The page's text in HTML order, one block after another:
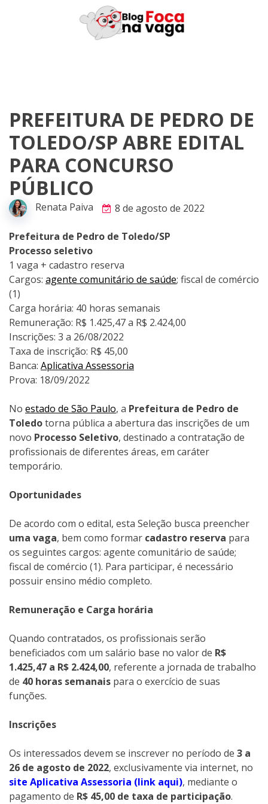
PREFEITURA DE PEDRO DE
TOLEDO/SP ABRE EDITAL
PARA CONCURSO
PÚBLICO
Renata Paiva 8 de agosto de 2022
Prefeitura de Pedro de Toledo/SP
Processo seletivo
1 vaga + cadastro reserva
Cargos: agente comunitário de saúde; fiscal de comércio
(1)
Carga horária: 40 horas semanais
Remuneração: R$ 1.425,47 a R$ 2.424,00
Inscrições: 3 a 26/08/2022
Taxa de inscrição: R$ 45,00
Banca: Aplicativa Assessoria
Prova: 18/09/2022
No estado de São Paulo, a Prefeitura de Pedro de
Toledotorna pública a abertura das inscrições de um
novo Processo Seletivo, destinado a contratação de
profissionais de diferentes áreas, em caráter
temporário.
Oportunidades
De acordo com o edital, esta Seleção busca preencher
uma vaga, bem como formar cadastro reserva para
os seguintes cargos: agente comunitário de saúde;
fiscal de comércio (1). Para participar, é necessário
possuir ensino médio completo.
Remuneração e Carga horária
Quando contratados, os profissionais serão
beneficiados com um salário base no valor de R$
1.425,47 a R$ 2.424,00, referente a jornada de trabalho
de 40 horas semanais para o exercício de suas
funções.
Inscrições
Os interessados devem se inscrever no período de 3 a
26 de agosto de 2022, exclusivamente via internet, no
site Aplicativa Assessoria (link aqui), mediante o
pagamento de R$ 45,00 de taxa de participação.